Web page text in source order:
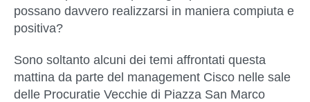
possano davvero realizzarsi in maniera compiuta e
positiva?
Sono soltanto alcuni dei temi affrontati questa
mattina da parte del management Cisco nelle sale
delle Procuratie Vecchie di Piazza San Marco